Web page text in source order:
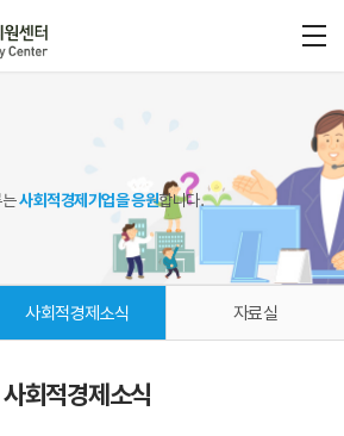
는사회적경제기업을 응원합니다.
사회적경제소식 자료실
사회적경제소식